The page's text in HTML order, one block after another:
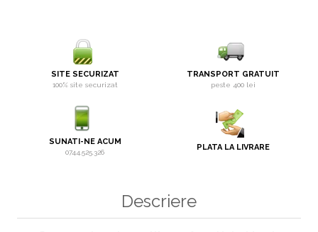
SITE SECURIZAT
100% site securizat
TRANSPORT GRATUIT
peste 400 lei
SUNATI-NE ACUM
0744.525.326
PLATA LA LIVRARE
Descriere